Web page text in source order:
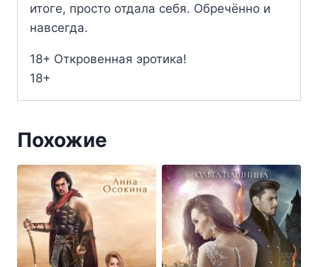
итоге, просто отдала себя. Обречённо и
навсегда.
18+ Откровенная эротика!
18+
Похожие